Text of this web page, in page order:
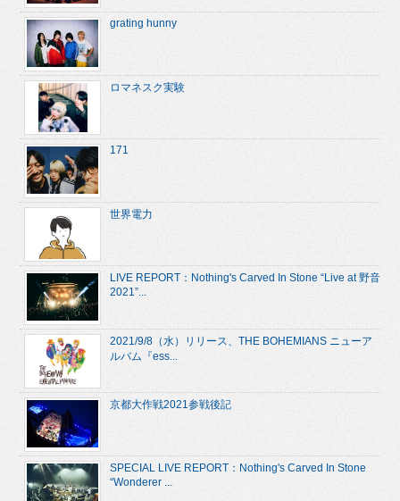
grating hunny
ロマネスク実験
171
世界電力
LIVE REPORT：Nothing's Carved In Stone “Live at 野音
2021”...
2021/9/8（水）リリース、THE BOHEMIANS ニューア
ルバム『ess...
京都大作戦2021参戦後記
SPECIAL LIVE REPORT：Nothing's Carved In Stone
“Wonderer ...